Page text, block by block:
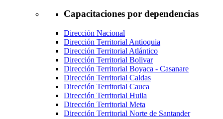
Capacitaciones por dependencias
Dirección Nacional
Dirección Territorial Antioquia
Dirección Territorial Atlántico
Dirección Territorial Bolivar
Dirección Territorial Boyaca - Casanare
Dirección Territorial Caldas
Dirección Territorial Cauca
Dirección Territorial Huila
Dirección Territorial Meta
Dirección Territorial Norte de Santander